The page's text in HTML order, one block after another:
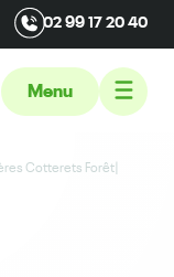
02 99 17 20 40
Menu
Cotterets Forêt|